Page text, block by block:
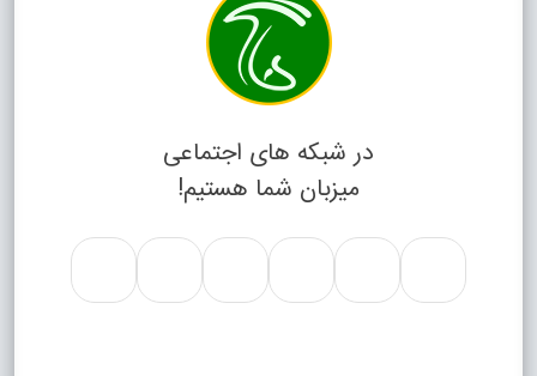
در شبکه های اجتماعی
میزبان شما هستیم!